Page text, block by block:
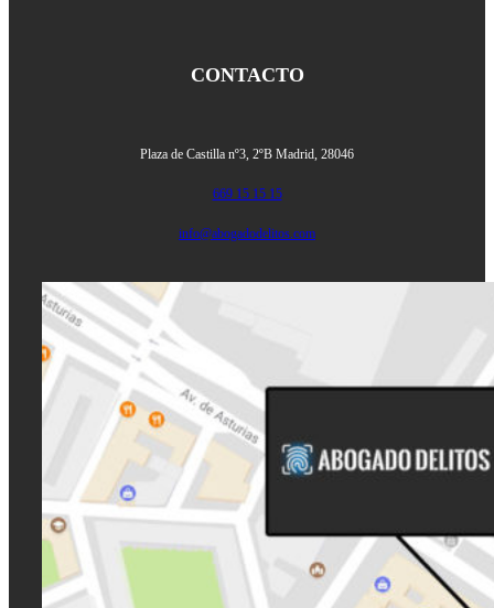
CONTACTO
Plaza de Castilla nº3, 2ºB Madrid, 28046
669 15 15 15
info@abogadodelitos.com